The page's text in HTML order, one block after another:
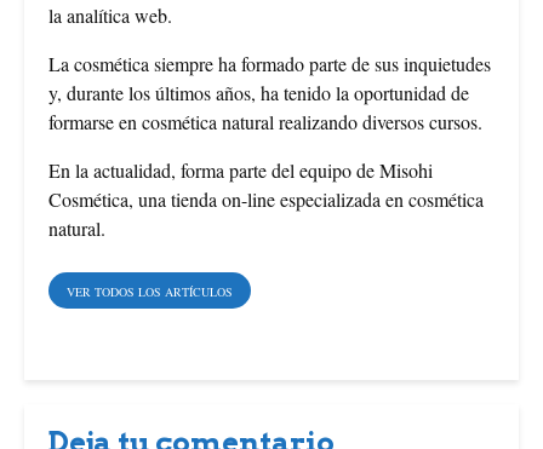
k s
t
la analítica web.
La cosmética siempre ha formado parte de sus inquietudes
y, durante los últimos años, ha tenido la oportunidad de
formarse en cosmética natural realizando diversos cursos.
En la actualidad, forma parte del equipo de Misohi
Cosmética, una tienda on-line especializada en cosmética
natural.
VER TODOS LOS ARTÍCULOS
Deja tu comentario